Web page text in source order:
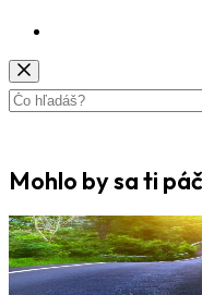
Mohlo by sa ti